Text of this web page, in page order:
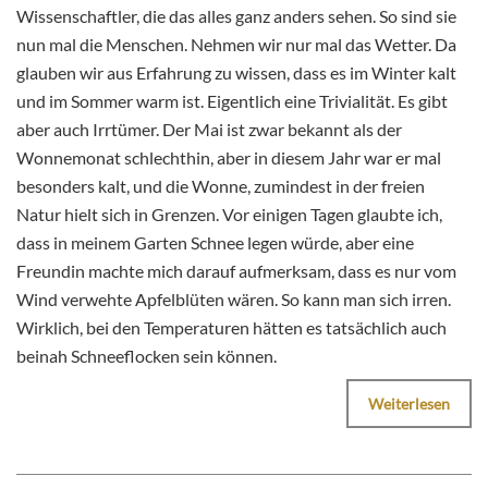
Wissenschaftler, die das alles ganz anders sehen. So sind sie
nun mal die Menschen. Nehmen wir nur mal das Wetter. Da
glauben wir aus Erfahrung zu wissen, dass es im Winter kalt
und im Sommer warm ist. Eigentlich eine Trivialität. Es gibt
aber auch Irrtümer. Der Mai ist zwar bekannt als der
Wonnemonat schlechthin, aber in diesem Jahr war er mal
besonders kalt, und die Wonne, zumindest in der freien
Natur hielt sich in Grenzen. Vor einigen Tagen glaubte ich,
dass in meinem Garten Schnee legen würde, aber eine
Freundin machte mich darauf aufmerksam, dass es nur vom
Wind verwehte Apfelblüten wären. So kann man sich irren.
Wirklich, bei den Temperaturen hätten es tatsächlich auch
beinah Schneeflocken sein können.
Weiterlesen